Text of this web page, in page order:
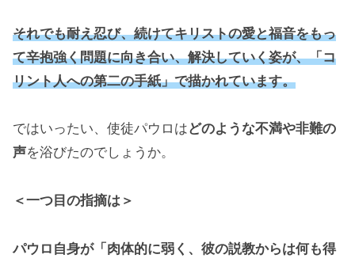
それでも耐え忍び、続けてキリストの愛と福音をもっ
て辛抱強く問題に向き合い、解決していく姿が、「コ
リント人への第二の手紙」で描かれています。
ではいったい、使徒パウロはどのような不満や非難の
声を浴びたのでしょうか。
＜一つ目の指摘は＞
パウロ自身が「肉体的に弱く、彼の説教からは何も得